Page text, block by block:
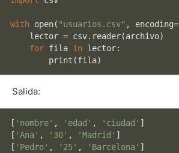
with open( "usuarios.csv" , encoding=
    lector = csv.reader(archivo)
for fila in lector:
print
Salida:
[ 'nombre' , 'edad' , 'ciudad' ]
[ 'Ana' , '30' , 'Madrid' ]
[ 'Pedro' , '25' , 'Barcelona' ]